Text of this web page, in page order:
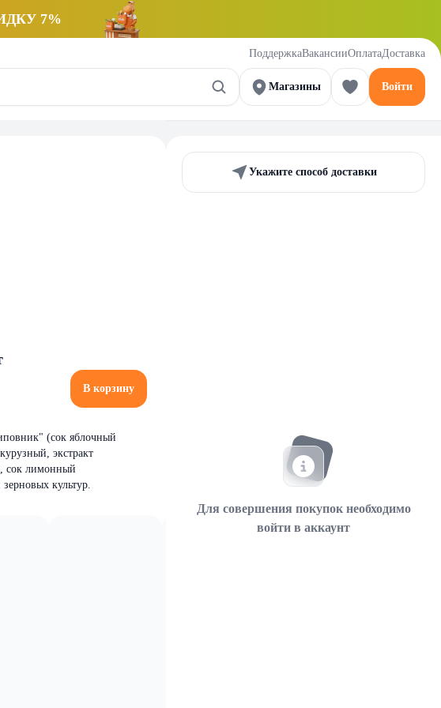
7%
ПоддержкаВакансииОплатаДоставка
Магазины Войти
В корзину
(сок яблочный
экстракт
сок лимонный
культур.
Укажите способ доставки
Для совершения покупок необходимо
войти в аккаунт